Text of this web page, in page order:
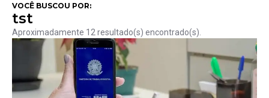
VOCÊ BUSCOU POR:
tst
Aproximadamente 12 resultado(s) encontrado(s).